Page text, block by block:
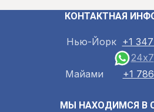
КОНТАКТНАЯ
Нью-Йорк +1
24x7
Майами
+1
МЫ НАХОДИМСЯ В